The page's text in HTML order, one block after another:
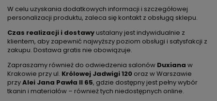
W celu uzyskania dodatkowych informacji i szczegółowej
personalizacji produktu, zaleca się kontakt z obsługą sklepu.
Czas realizacji i dostawy ustalany jest indywidualnie z
klientem, aby zapewnić najwyższy poziom obsługi i satysfakcji z
zakupu. Dostawa gratis nie obowiązuje.
Zapraszamy również do odwiedzenia salonów Duxiana w
Krakowie przy ul. Królowej Jadwigi 120 oraz w Warszawie
przyAlei Jana Pawła II 65, gdzie dostępny jest pełny wybór
tkanin i materiałów – również tych niedostępnych online.